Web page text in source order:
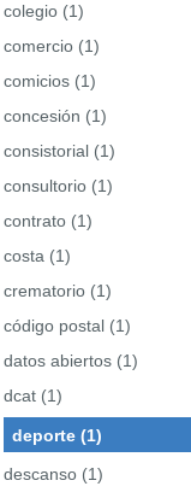
colegio (1)
comercio (1)
comicios (1)
concesión (1)
consistorial (1)
consultorio (1)
contrato (1)
costa (1)
crematorio (1)
código postal (1)
datos abiertos (1)
dcat (1)
deporte (1)
descanso (1)